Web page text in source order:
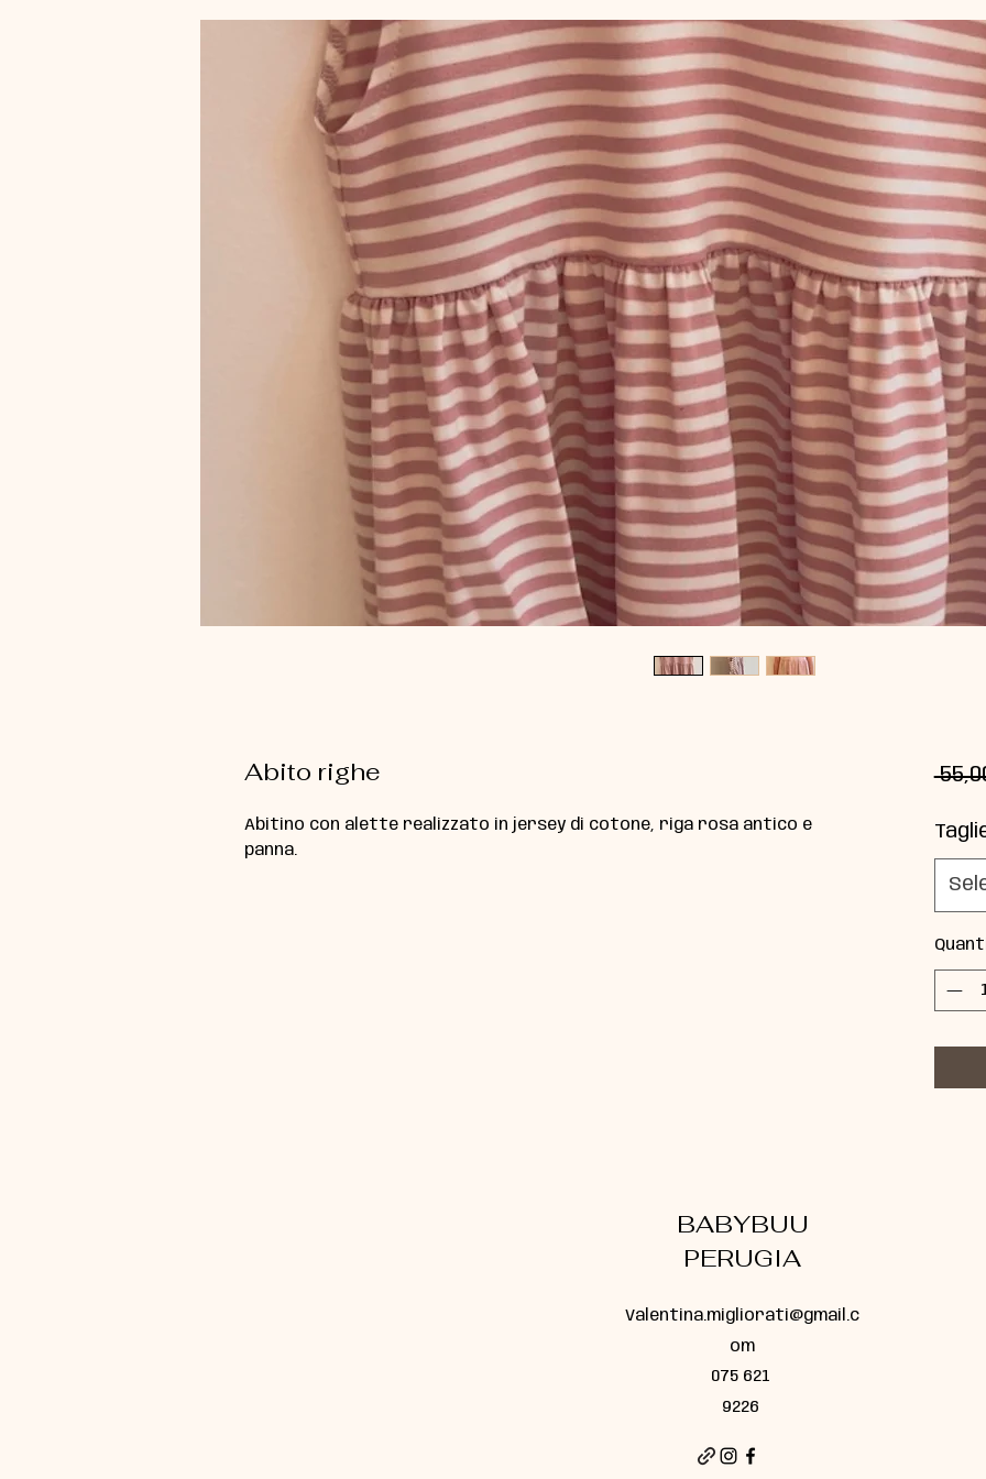
Abito righe
Abitino con alette realizzato in jersey di cotone, riga rosa antico e
panna.
BABYBUU
PERUGIA
Valentina.migliorati@gmail.c
om
075 621
9226